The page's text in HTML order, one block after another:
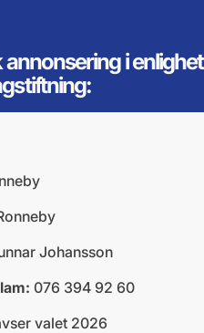
i enlighet
Johansson
076 394 92 60
valet 2026